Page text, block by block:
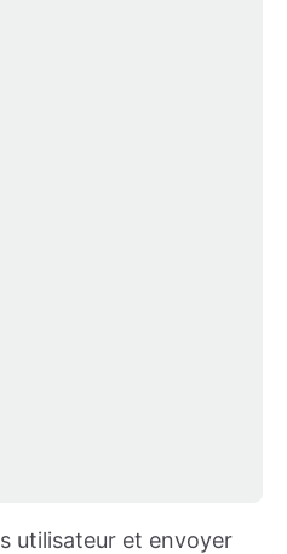
utilisateur et envoyer